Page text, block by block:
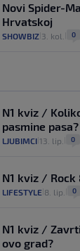
Novi Spider-
Hrvatskoj
SHOWBIZ 3. kol. 0
N1 kviz /
pasmine pasa?
LJUBIMCI 13. lip. 0
N1 kviz / Rock
LIFESTYLE 8. lip. 0
N1 kviz /
ovo grad?